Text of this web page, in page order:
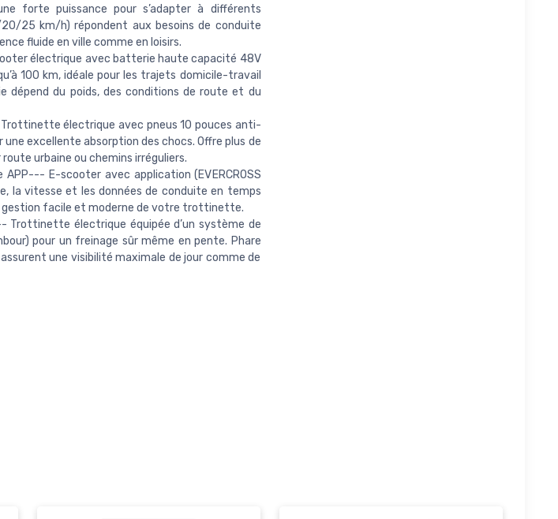
forte puissance pour s’adapter à différents
25 km/h) répondent aux besoins de conduite
fluide en ville comme en loisirs.
électrique avec batterie haute capacité 48V
100 km, idéale pour les trajets domicile-travail
dépend du poids, des conditions de route et du
Trottinette électrique avec pneus 10 pouces anti-
excellente absorption des chocs. Offre plus de
urbaine ou chemins irréguliers.
E-scooter avec application (EVERCROSS
la vitesse et les données de conduite en temps
gestion facile et moderne de votre trottinette.
Trottinette électrique équipée d’un système de
pour un freinage sûr même en pente. Phare
une visibilité maximale de jour comme de